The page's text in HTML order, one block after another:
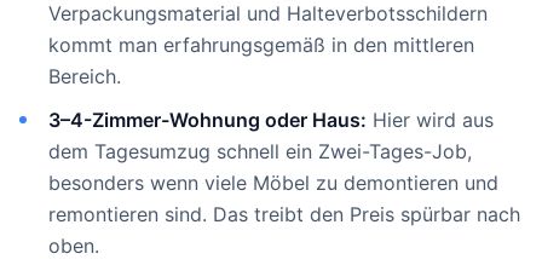
Verpackungsmaterial und Halteverbotsschildern
kommt man erfahrungsgemäß in den mittleren
Bereich.
3–4-Zimmer-Wohnung oder Haus: Hier wird aus
dem Tagesumzug schnell ein Zwei-Tages-Job,
besonders wenn viele Möbel zu demontieren und
remontieren sind. Das treibt den Preis spürbar nach
oben.